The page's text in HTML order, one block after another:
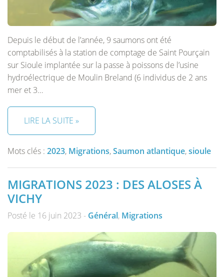
Depuis le début de l’année, 9 saumons ont été
comptabilisés à la station de comptage de Saint Pourçain
sur Sioule implantée sur la passe à poissons de l’usine
hydroélectrique de Moulin Breland (6 individus de 2 ans
mer et 3…
LIRE LA SUITE »
Mots clés : 2023, Migrations,Saumon atlantique,sioule
MIGRATIONS 2023 : DES ALOSES À
VICHY
Posté le 16 juin 2023 - Général, Migrations